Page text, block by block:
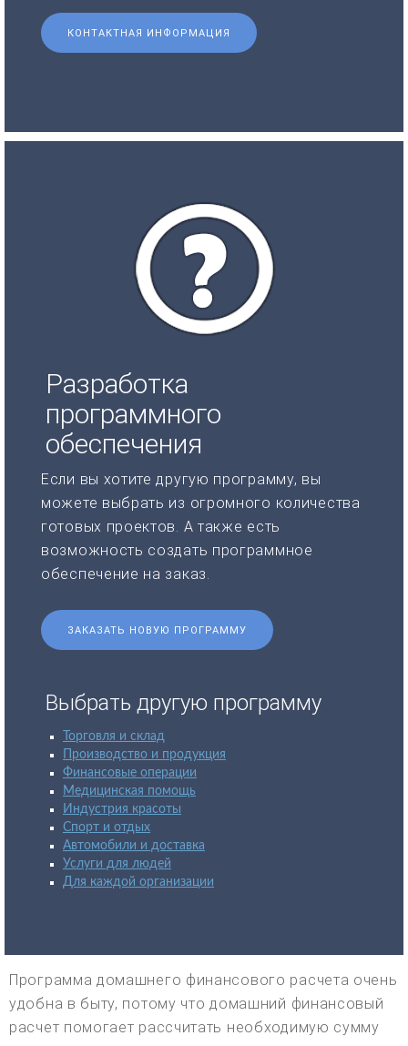
КОНТАКТНАЯ ИНФОРМАЦИЯ
Разработка
программного
обеспечения
Если вы хотите другую программу, вы
можете выбрать из огромного количества
готовых проектов. А также есть
возможность создать программное
обеспечение на заказ.
ЗАКАЗАТЬ НОВУЮ ПРОГРАММУ
Выбрать другую программу
Торговля и склад
Производство и продукция
Финансовые операции
Медицинская помощь
Индустрия красоты
Спорт и отдых
Автомобили и доставка
Услуги для людей
Для каждой организации
Программа домашнего финансового расчета очень
удобна в быту, потому что домашний финансовый
расчет помогает рассчитать необходимую сумму